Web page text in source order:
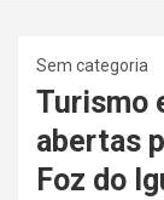
Sem categoria
Turismo
abertas
Foz do